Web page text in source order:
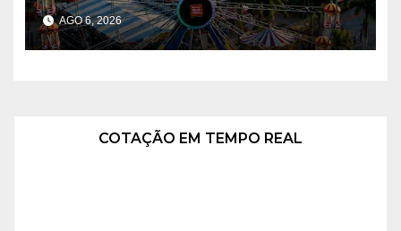
gratuita para pais e desconto
de 40% nos passaportes
AGO 6, 2026
COTAÇÃO EM TEMPO REAL